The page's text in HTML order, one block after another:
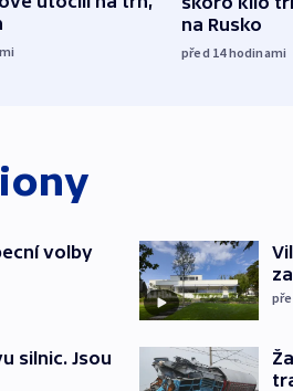
na Rusko
před 14hodinami
volby
silnic. Jsou